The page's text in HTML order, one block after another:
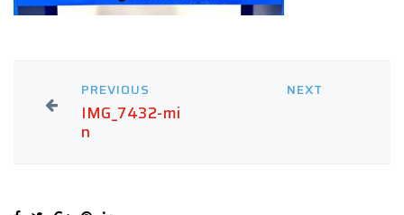
PREVIOUS
IMG_7432-mi
n
NEXT